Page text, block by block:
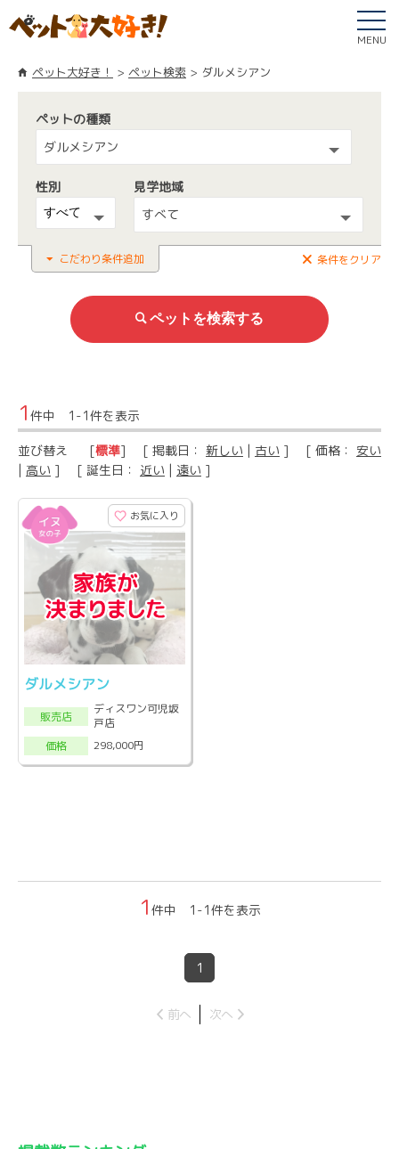
MENU
ペット大好き！ ペット検索 ダルメシアン
ペットの種類
ダルメシアン
性別
見学地域
すべて
こだわり条件追加 条件をクリア
1 件中 1-1件を表示
並び替え [標準] [ 掲載日： 新しい | 古い ] [ 価格： 安い
| 高い ] [ 誕生日： 近い | 遠い ]
お気に入り
ダルメシアン
販売店
ディスワン可児坂
戸店
価格
298,000円
1 件中 1-1件を表示
1
前へ 次へ